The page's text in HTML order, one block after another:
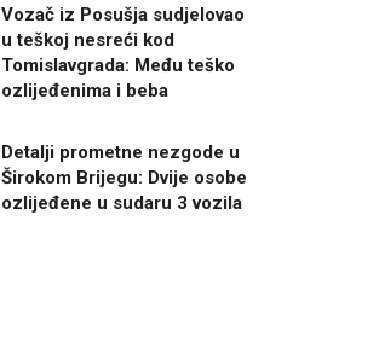
Vozač iz Posušja sudjelovao
u teškoj nesreći kod
Tomislavgrada: Među teško
ozlijeđenima i beba
Detalji prometne nezgode u
Širokom Brijegu: Dvije osobe
ozlijeđene u sudaru 3 vozila